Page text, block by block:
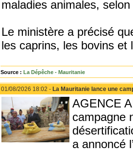
maladies animales,
Le ministère a précisé
les caprins, les bovins et
Source : La Dépêche - Mauritanie
01/08/2026 18:02 - La Mauritanie lance une
AGENCE
campagne
a annoncé